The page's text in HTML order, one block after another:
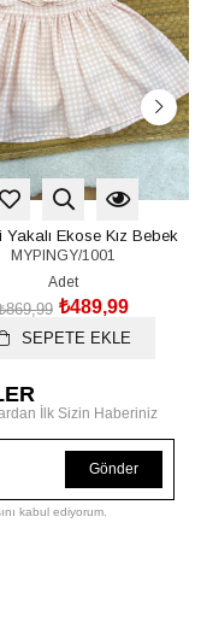
Yakalı Ekose Kız Bebek
9/9-12/12-18/18-24 Ay)
MYPINGY/1001
Adet
₺489,99
SEPETE EKLE
İlk Sizin Haberiniz
Gönder
kabul ediyorum.